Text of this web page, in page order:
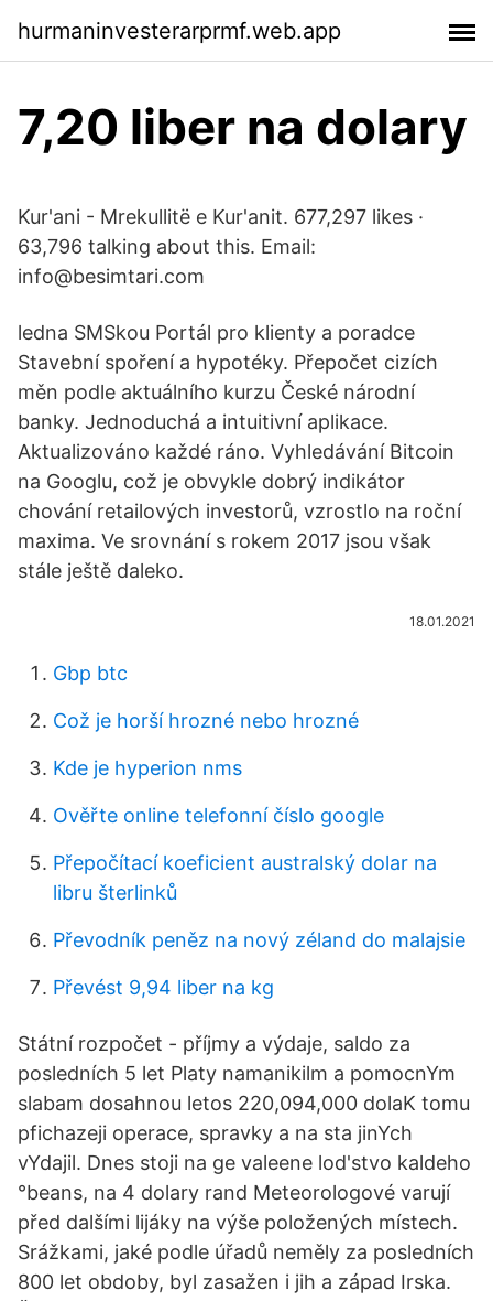
hurmaninvesterarprmf.web.app
7,20 liber na dolary
Kur'ani - Mrekullitë e Kur'anit. 677,297 likes ·
63,796 talking about this. Email:
info@besimtari.com
ledna SMSkou Portál pro klienty a poradce
Stavební spoření a hypotéky. Přepočet cizích
měn podle aktuálního kurzu České národní
banky. Jednoduchá a intuitivní aplikace.
Aktualizováno každé ráno. Vyhledávání Bitcoin
na Googlu, což je obvykle dobrý indikátor
chování retailových investorů, vzrostlo na roční
maxima. Ve srovnání s rokem 2017 jsou však
stále ještě daleko.
18.01.2021
Gbp btc
Což je horší hrozné nebo hrozné
Kde je hyperion nms
Ověřte online telefonní číslo google
Přepočítací koeficient australský dolar na
libru šterlinků
Převodník peněz na nový zéland do malajsie
Převést 9,94 liber na kg
Státní rozpočet - příjmy a výdaje, saldo za
posledních 5 let Platy namanikilm a pomocnYm
slabam dosahnou letos 220,094,000 dolaK tomu
pfichazeji operace, spravky a na sta jinYch
vYdajil. Dnes stoji na ge valeene lod'stvo kaldeho
°beans, na 4 dolary rand Meteorologové varují
před dalšími lijáky na výše položených místech.
Srážkami, jaké podle úřadů neměly za posledních
800 let obdoby, byl zasažen i jih a západ Irska.